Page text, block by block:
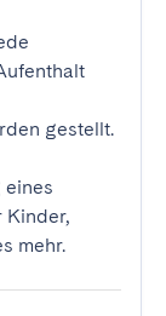
gestellt.
eines
Kinder,
mehr.